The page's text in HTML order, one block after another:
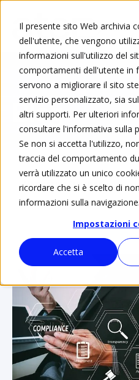
Il presente sito Web archivia
dell'utente, che vengono
informazioni sull'utilizzo del
comportamenti dell'utente in
servono a migliorare il sito
servizio personalizzato, sia
altri supporti. Per ulteriori
consultare l'informativa sulla
Se non si accetta l'utilizzo,
traccia del comportamento
verrà utilizzato un unico
ricordare che si è scelto di
informazioni sulla navigazione.
Impostazioni
Accetta
Blog